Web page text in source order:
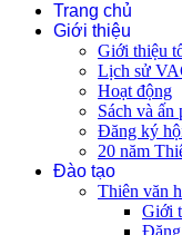
Trang chủ
Giới thiệu
Giới thiệu
Lịch sử
Hoạt động
Sách và ấn
Đăng ký
20 năm
Đào tạo
Thiên văn
Giới